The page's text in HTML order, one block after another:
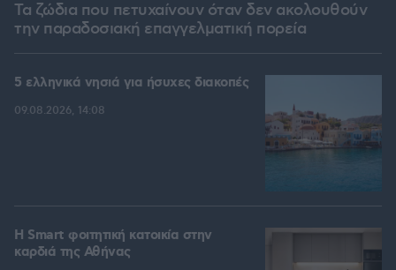
Τα ζώδια που πετυχαίνουν όταν δεν ακολουθούν
την παραδοσιακή επαγγελματική πορεία
5 ελληνικά νησιά για ήσυχες διακοπές
09.08.2026, 14:08
Η Smart φοιτητική κατοικία στην
καρδιά της Αθήνας